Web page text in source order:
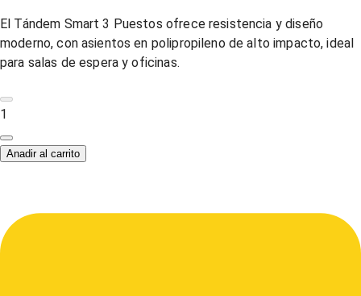
1 Star,
2 Stars,
3 Stars,
4 Stars,
5 Stars,
El Tándem Smart 3 Puestos ofrece resistencia y diseño
moderno, con asientos en polipropileno de alto impacto, ideal
para salas de espera y oficinas.
1
Anadir al carrito